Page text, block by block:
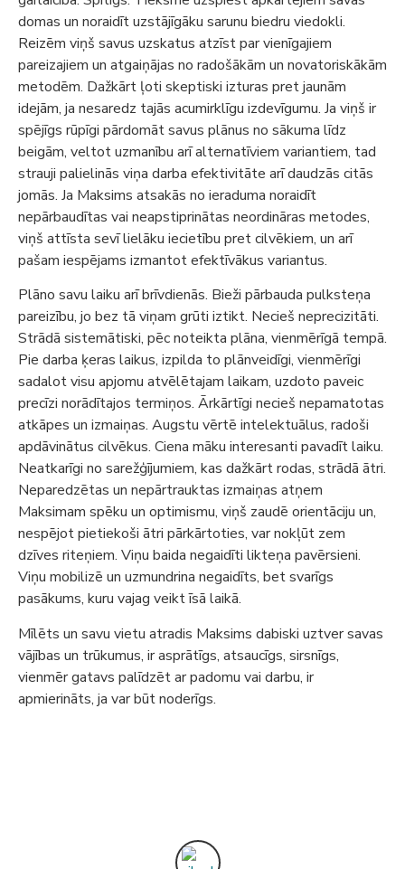
domas un noraidīt uzstājīgāku sarunu biedru viedokli.
Reizēm viņš savus uzskatus atzīst par vienīgajiem
pareizajiem un atgaiņājas no radošākām un novatoriskākām
metodēm. Dažkārt ļoti skeptiski izturas pret jaunām
idejām, ja nesaredz tajās acumirklīgu izdevīgumu. Ja viņš ir
spējīgs rūpīgi pārdomāt savus plānus no sākuma līdz
beigām, veltot uzmanību arī alternatīviem variantiem, tad
strauji palielinās viņa darba efektivitāte arī daudzās citās
jomās. Ja Maksims atsakās no ieraduma noraidīt
nepārbaudītas vai neapstiprinātas neordināras metodes,
viņš attīsta sevī lielāku iecietību pret cilvēkiem, un arī
pašam iespējams izmantot efektīvākus variantus.
Plāno savu laiku arī brīvdienās. Bieži pārbauda pulksteņa
pareizību, jo bez tā viņam grūti iztikt. Necieš neprecizitāti.
Strādā sistemātiski, pēc noteikta plāna, vienmērīgā tempā.
Pie darba ķeras laikus, izpilda to plānveidīgi, vienmērīgi
sadalot visu apjomu atvēlētajam laikam, uzdoto paveic
precīzi norādītajos termiņos. Ārkārtīgi necieš nepamatotas
atkāpes un izmaiņas. Augstu vērtē intelektuālus, radoši
apdāvinātus cilvēkus. Ciena māku interesanti pavadīt laiku.
Neatkarīgi no sarežģījumiem, kas dažkārt rodas, strādā ātri.
Neparedzētas un nepārtrauktas izmaiņas atņem
Maksimam spēku un optimismu, viņš zaudē orientāciju un,
nespējot pietiekoši ātri pārkārtoties, var nokļūt zem
dzīves riteņiem. Viņu baida negaidīti likteņa pavērsieni.
Viņu mobilizē un uzmundrina negaidīts, bet svarīgs
pasākums, kuru vajag veikt īsā laikā.
Mīlēts un savu vietu atradis Maksims dabiski uztver savas
vājības un trūkumus, ir asprātīgs, atsaucīgs, sirsnīgs,
vienmēr gatavs palīdzēt ar padomu vai darbu, ir
apmierināts, ja var būt noderīgs.